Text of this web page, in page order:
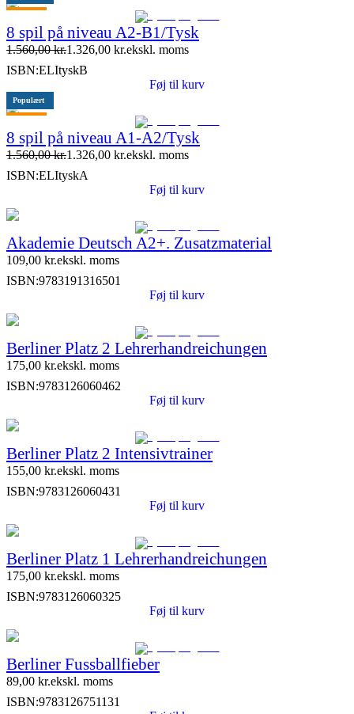
8 spil på niveau A2-B1/Tysk
1.560,00kr.1.326,00 kr.ekskl. moms
ISBN:ELItyskB
Føj til kurv
Populært
8 spil på niveau A1-A2/Tysk
1.560,00kr.1.326,00 kr.ekskl. moms
ISBN:ELItyskA
Føj til kurv
Akademie Deutsch A2+. Zusatzmaterial
109,00 kr.ekskl. moms
ISBN:9783191316501
Føj til kurv
Berliner Platz 2 Lehrerhandreichungen
175,00 kr.ekskl. moms
ISBN:9783126060462
Føj til kurv
Berliner Platz 2 Intensivtrainer
155,00 kr.ekskl. moms
ISBN:9783126060431
Føj til kurv
Berliner Platz 1 Lehrerhandreichungen
175,00 kr.ekskl. moms
ISBN:9783126060325
Føj til kurv
Berliner Fussballfieber
89,00 kr.ekskl. moms
ISBN:9783126751131